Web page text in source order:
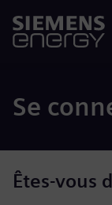
Se
Êtes-vous